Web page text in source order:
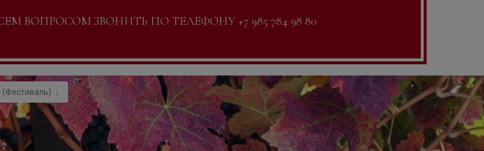
ВОПРОСОМ ЗВОНИТЬ ПО ТЕЛЕФОНУ +7 985 784 98 80
(Фестиваль)